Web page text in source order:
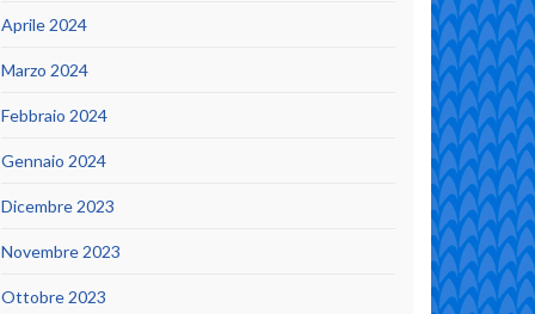
Aprile 2024
Marzo 2024
Febbraio 2024
Gennaio 2024
Dicembre 2023
Novembre 2023
Ottobre 2023